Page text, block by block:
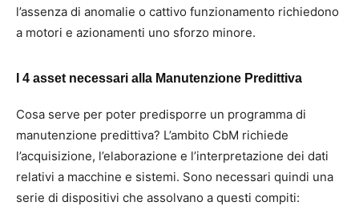
l’assenza di anomalie o cattivo funzionamento richiedono
a motori e azionamenti uno sforzo minore.
I 4 asset necessari alla Manutenzione Predittiva
Cosa serve per poter predisporre un programma di
manutenzione predittiva? L’ambito CbM richiede
l’acquisizione, l’elaborazione e l’interpretazione dei dati
relativi a macchine e sistemi. Sono necessari quindi una
serie di dispositivi che assolvano a questi compiti: